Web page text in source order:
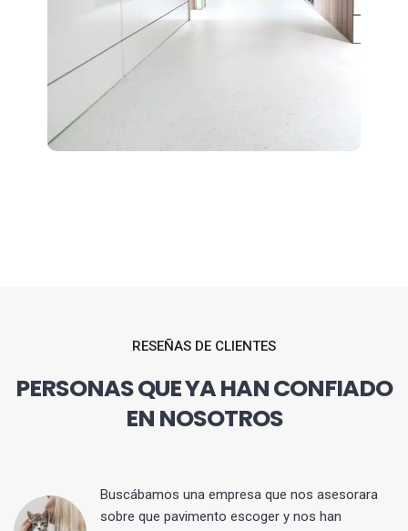
RESEÑAS DE CLIENTES
PERSONAS QUE YA HAN CONFIADO
EN NOSOTROS
Buscábamos una empresa que nos asesorara
sobre que pavimento escoger y nos han